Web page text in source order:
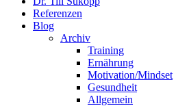
Referenzen
Blog
Archiv
Training
Ernährung
Motivation/Mindset
Gesundheit
Allgemein